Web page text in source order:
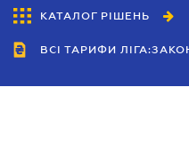
КАТАЛОГ РІШЕНЬ
ВСІ ТАРИФИ